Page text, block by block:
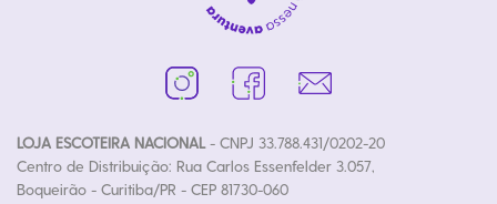
LOJA ESCOTEIRA NACIONAL- CNPJ 33.788.431/0202-20
Centro de Distribuição: Rua Carlos Essenfelder 3.057,
Boqueirão - Curitiba/PR - CEP 81730-060